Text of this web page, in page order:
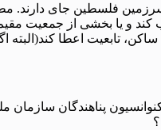
فلسطین جای دارند.
کند و یا بخشی از جمعیت
ساکن، تابعیت اعطا